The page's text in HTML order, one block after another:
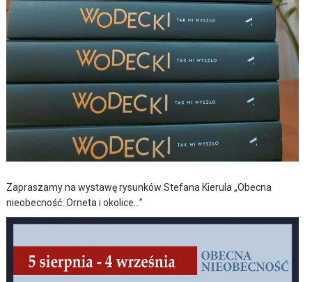
Zapraszamy na wystawę rysunków Stefana Kierula „Obecna
nieobecność. Orneta i okolice…”